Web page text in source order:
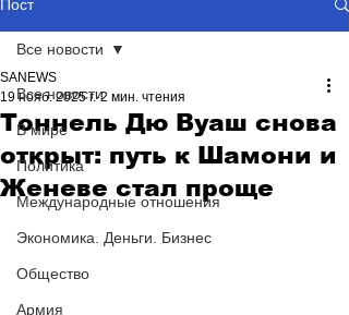
Пост
Все новости
В мире
Политика
Международные отношения
Экономика. Деньги. Бизнес
Общество
Армия
Все новости
Тоннель Дю Вуаш снова
открыт: путь к Шамони и
Женеве стал проще
SANEWS
19 нояб. 2025 г. 2 мин. чтения